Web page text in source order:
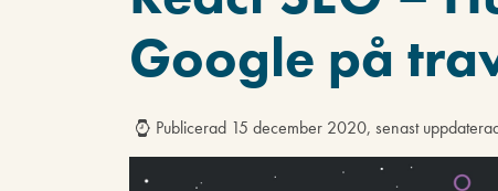
Google på
Publicerad 15 december 2020, senast